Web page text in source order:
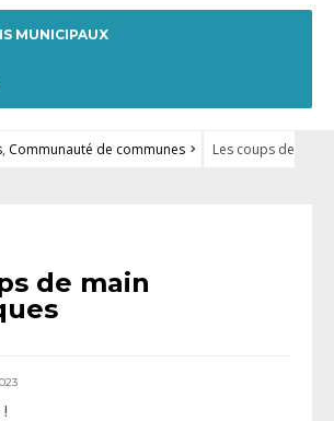
MUNICIPAUX
, Communauté de communes
Les coups de
de main